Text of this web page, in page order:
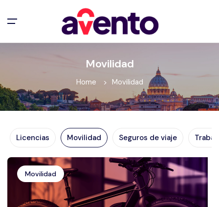
Movilidad
Home Movilidad
Licencias Movilidad Seguros de viaje
Movilidad